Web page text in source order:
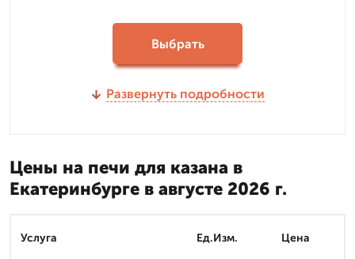
Выбрать
Развернуть подробности
Цены на печи для казана в
Екатеринбурге в августе 2026 г.
Услуга Ед.Изм. Цена